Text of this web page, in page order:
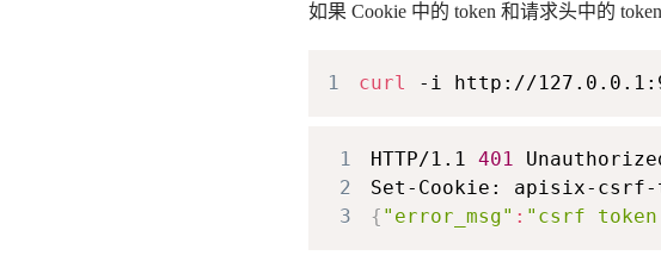
如果 Cookie 中的 token 和请求头中的
1 curl -i http://
1 HTTP/1.1 401
2
Set-Cookie: apisix-csrf-
3
{ "error_msg" : "csrf token